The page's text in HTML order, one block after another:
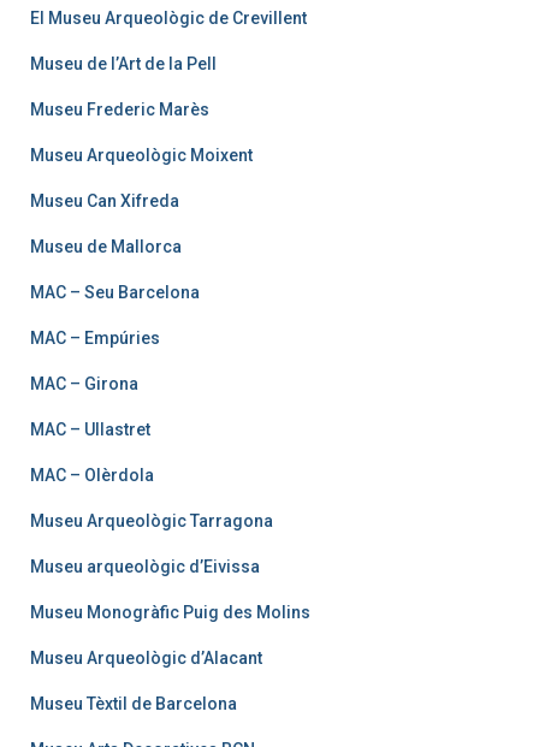
El Museu Arqueològic de Crevillent
Museu de l’Art de la Pell
Museu Frederic Marès
Museu Arqueològic Moixent
Museu Can Xifreda
Museu de Mallorca
MAC – Seu Barcelona
MAC – Empúries
MAC – Girona
MAC – Ullastret
MAC – Olèrdola
Museu Arqueològic Tarragona
Museu arqueològic d’Eivissa
Museu Monogràfic Puig des Molins
Museu Arqueològic d’Alacant
Museu Tèxtil de Barcelona